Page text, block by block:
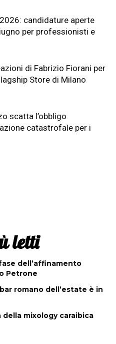
candidature aperte
per professionisti e
di Fabrizio Fiorani per
Store di Milano
scatta l’obbligo
catastrofale per i
letti
dell’affinamento
Petrone
romano dell’estate è in
della mixology caraibica